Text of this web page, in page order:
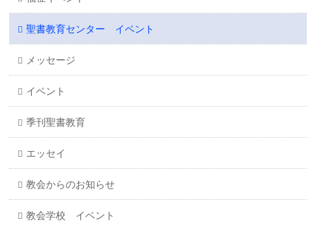
聖書教育センター イベント
メッセージ
イベント
季刊聖書教育
エッセイ
教会からのお知らせ
教会学校 イベント